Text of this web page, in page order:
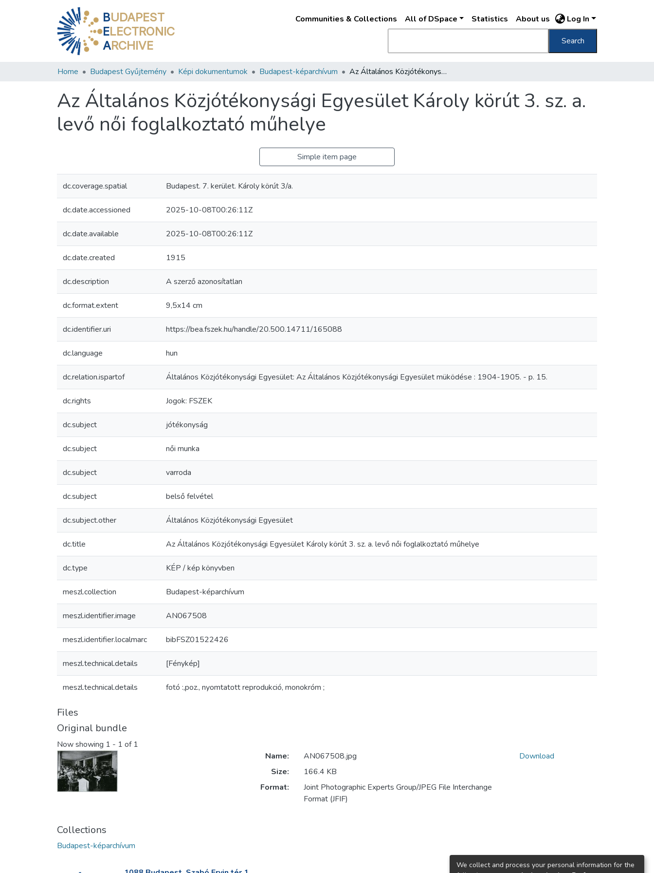
BUDAPEST
ELECTRONIC
ARCHIVE
Communities & Collections All of DSpace Statistics About us Log In
Search
Home Budapest Gyűjtemény Képi dokumentumok Budapest-képarchívum Az Általános Közjótékonysági Egyesület Károly körút 3. sz. a. levő női foglalkoztató műhelye
Az Általános Közjótékonysági Egyesület Károly körút 3. sz. a.
levő női foglalkoztató műhelye
Simple item page
dc.coverage.spatial Budapest. 7. kerület. Károly körút 3/a.
dc.date.accessioned 2025-10-08T00:26:11Z
dc.date.available 2025-10-08T00:26:11Z
dc.date.created 1915
dc.description A szerző azonosítatlan
dc.format.extent 9,5x14 cm
dc.identifier.uri https://bea.fszek.hu/handle/20.500.14711/165088
dc.language hun
dc.relation.ispartof Általános Közjótékonysági Egyesület: Az Általános Közjótékonysági Egyesület müködése : 1904-1905. - p. 15.
dc.rights Jogok: FSZEK
dc.subject jótékonyság
dc.subject női munka
dc.subject varroda
dc.subject belső felvétel
dc.subject.other Általános Közjótékonysági Egyesület
dc.title Az Általános Közjótékonysági Egyesület Károly körút 3. sz. a. levő női foglalkoztató műhelye
dc.type KÉP / kép könyvben
meszl.collection Budapest-képarchívum
meszl.identifier.image AN067508
meszl.identifier.localmarc bibFSZ01522426
meszl.technical.details [Fénykép]
meszl.technical.details fotó :,poz., nyomtatott reprodukció, monokróm ;
Files
Original bundle
Now showing 1 - 1 of 1
Name:
AN067508.jpg
Size:
166.4 KB
Format:
Joint Photographic Experts Group/JPEG File Interchange
Format (JFIF)
Download
Collections
Budapest-képarchívum
We collect and process your personal information for the